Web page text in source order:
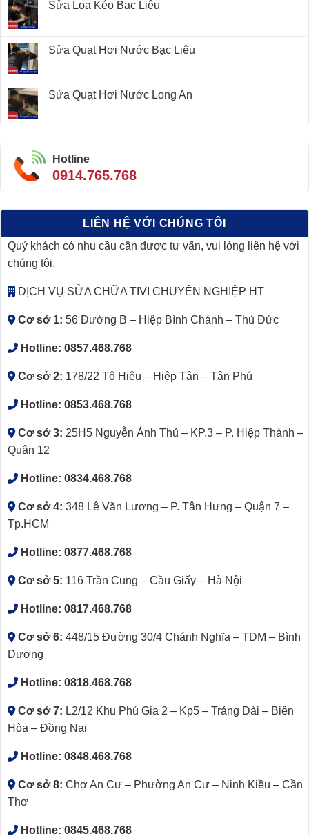
Sửa Loa Kéo Bạc Liêu
Sửa Quạt Hơi Nước Bạc Liêu
Sửa Quạt Hơi Nước Long An
Hotline
0914.765.768
LIÊN HỆ VỚI CHÚNG TÔI
Quý khách có nhu cầu cần được tư vấn, vui lòng liên hệ với
chúng tôi.
DỊCH VỤ SỬA CHỮA TIVI CHUYÊN NGHIỆP HT
Cơ sở 1: 56 Đường B – Hiệp Bình Chánh – Thủ Đức
Hotline: 0857.468.768
Cơ sở 2: 178/22 Tô Hiệu – Hiệp Tân – Tân Phú
Hotline: 0853.468.768
Cơ sở 3: 25H5 Nguyễn Ảnh Thủ – KP.3 – P. Hiệp Thành –
Quận 12
Hotline: 0834.468.768
Cơ sở 4: 348 Lê Văn Lương – P. Tân Hưng – Quận 7 –
Tp.HCM
Hotline: 0877.468.768
Cơ sở 5: 116 Trần Cung – Cầu Giấy – Hà Nội
Hotline: 0817.468.768
Cơ sở 6: 448/15 Đường 30/4 Chánh Nghĩa – TDM – Bình
Dương
Hotline: 0818.468.768
Cơ sở 7: L2/12 Khu Phú Gia 2 – Kp5 – Trảng Dài – Biên
Hòa – Đồng Nai
Hotline: 0848.468.768
Cơ sở 8: Chợ An Cư – Phường An Cư – Ninh Kiều – Cần
Thơ
Hotline: 0845.468.768